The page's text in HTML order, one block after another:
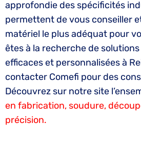
approfondie des spécificités
permettent de vous conseiller
matériel le plus adéquat pour
êtes à la recherche de
efficaces et personnalisées à
contacter Comefi pour des
Découvrez sur notre site
en fabrication, soudure,
précision.